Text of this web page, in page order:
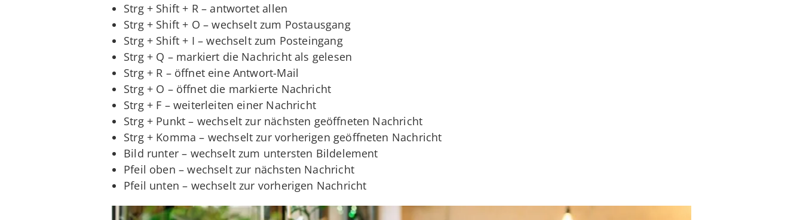
Strg + Shift + R – antwortet allen
Strg + Shift + O – wechselt zum Postausgang
Strg + Shift + I – wechselt zum Posteingang
Strg + Q – markiert die Nachricht als gelesen
Strg + R – öffnet eine Antwort-Mail
Strg + O – öffnet die markierte Nachricht
Strg + F – weiterleiten einer Nachricht
Strg + Punkt – wechselt zur nächsten geöffneten Nachricht
Strg + Komma – wechselt zur vorherigen geöffneten Nachricht
Bild runter – wechselt zum untersten Bildelement
Pfeil oben – wechselt zur nächsten Nachricht
Pfeil unten – wechselt zur vorherigen Nachricht